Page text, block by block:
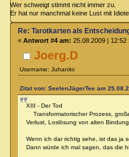
Wer schweigt stimmt nicht immer zu.
Er hat nur manchmal keine Lust mit
Joerg.D
Username: Juhanito
Re: Tarotkarten als
« Antwort #4 am: 25.08.2009 | 12:52
Zitat von: SeelenJägerTee am
XIII - Der Tod
Transformatorischer Prozess,
Verlust, Loslösung von alten
Wenn ich dar richtig sehe, ist das ja
Dann würde ich mal sagen, das die